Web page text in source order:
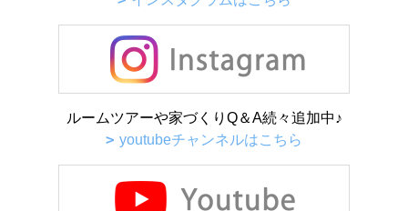
ルームツアーや家づくりQ＆A続々追加中♪
youtubeチャンネルはこちら